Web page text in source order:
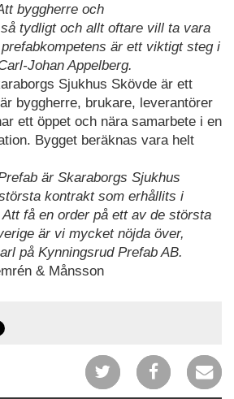
byggherre och
tydligt och allt oftare vill ta vara
är ett viktigt steg i
Johan Appelberg.
Sjukhus Skövde är ett
byggherre, brukare, leverantörer
ett öppet och nära samarbete i en
Bygget beräknas vara helt
är Skaraborgs Sjukhus
kontrakt som erhållits i
få en order på ett av de största
är vi mycket nöjda över,
på Kynningsrud Prefab AB.
& Månsson